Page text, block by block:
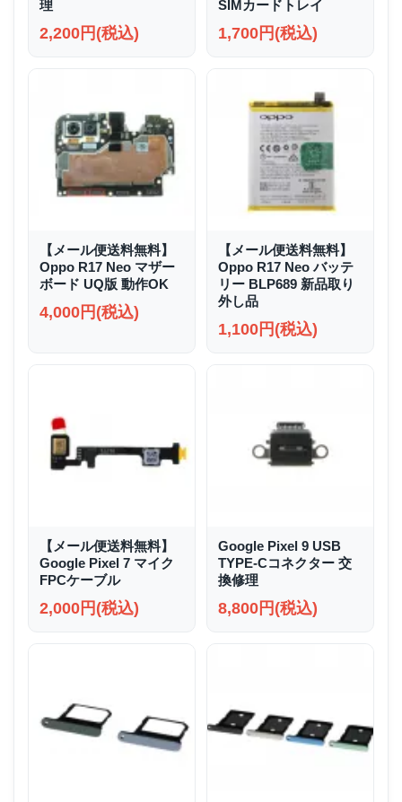
理
2,200円(税込)
SIMカードトレイ
1,700円(税込)
【メール便送料無料】
Oppo R17 Neo マザー
ボード UQ版 動作OK
4,000円(税込)
【メール便送料無料】
Oppo R17 Neo バッテ
リー BLP689 新品取り
外し品
1,100円(税込)
【メール便送料無料】
Google Pixel 7 マイク
FPCケーブル
2,000円(税込)
Google Pixel 9 USB
TYPE-Cコネクター 交
換修理
8,800円(税込)